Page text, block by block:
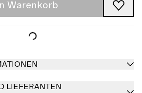
Warenkorb
LIEFERANTEN